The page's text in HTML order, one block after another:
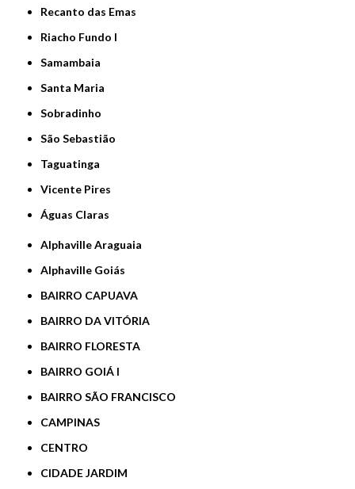
Recanto das Emas
Riacho Fundo I
Samambaia
Santa Maria
Sobradinho
São Sebastião
Taguatinga
Vicente Pires
Águas Claras
Alphaville Araguaia
Alphaville Goiás
BAIRRO CAPUAVA
BAIRRO DA VITÓRIA
BAIRRO FLORESTA
BAIRRO GOIÁ I
BAIRRO SÃO FRANCISCO
CAMPINAS
CENTRO
CIDADE JARDIM